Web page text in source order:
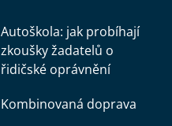
Autoškola: jak probíhají
zkoušky žadatelů o
řidičské oprávnění
Kombinovaná doprava